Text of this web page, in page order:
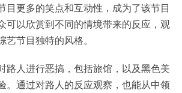
目更多的笑点和互动性，成为了该节目
可以欣赏到不同的情境带来的反应，观
节目独特的风格。
路人进行恶搞，包括旅馆，以及黑色美
。通过对路人的反应观察，也能从中领